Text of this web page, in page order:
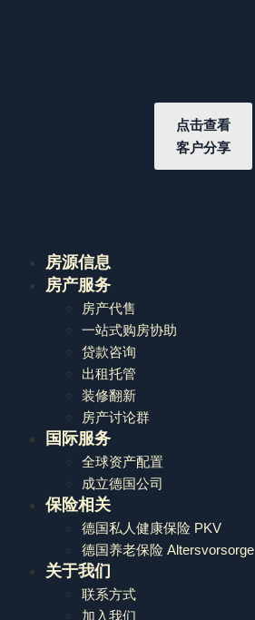
点击查看
客户分享
房源信息
房产服务
房产代售
一站式购房协助
贷款咨询
出租托管
装修翻新
房产讨论群
国际服务
全球资产配置
成立德国公司
保险相关
德国私人健康保险 PKV
德国养老保险 Altersvorsorge
关于我们
联系方式
加入我们